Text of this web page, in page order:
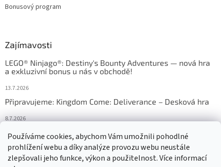
Používáme cookies, abychom Vám umožnili pohodlné
prohlížení webu a díky analýze provozu webu neustále
zlepšovali jeho funkce, výkon a použitelnost. Více informací
Bonusový program
Zajímavosti
LEGO® Ninjago®: Destiny's Bounty Adventures — nová hra
a exkluzivní bonus u nás v obchodě!
13.7.2026
Připravujeme: Kingdom Come: Deliverance – Desková hra
8.7.2026
Nejlepší deskové hry: výběr, který frčí v celém Česku
18.6.2026